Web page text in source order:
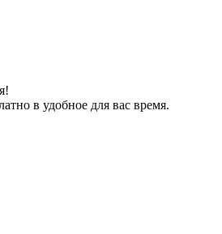
в удобное для вас время.